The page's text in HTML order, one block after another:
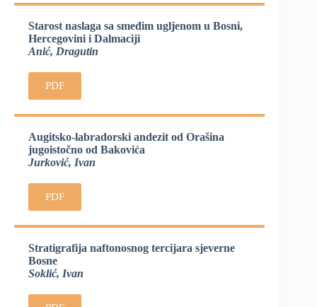
Starost naslaga sa smeđim ugljenom u Bosni,
Hercegovini i Dalmaciji
Anić, Dragutin
PDF
Augitsko-labradorski andezit od Orašina
jugoistočno od Bakovića
Jurković, Ivan
PDF
Stratigrafija naftonosnog tercijara sjeverne
Bosne
Soklić, Ivan